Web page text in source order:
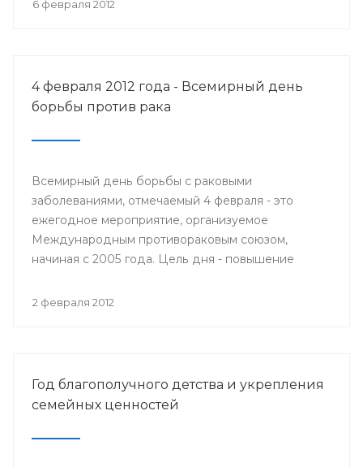
6 февраля 2012
4 февраля 2012 года - Всемирный день
борьбы против рака
Всемирный день борьбы с раковыми
заболеваниями, отмечаемый 4 февраля - это
ежегодное мероприятие, организуемое
Международным противораковым союзом,
начиная с 2005 года. Цель дня - повышение
онкологических заболеваниях, их
2 февраля 2012
Год благополучного детства и укрепления
семейных ценностей